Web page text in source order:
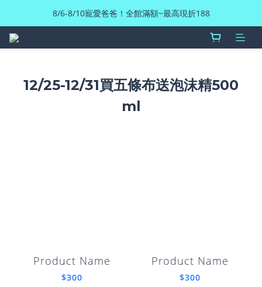
8/6-8/10寵愛爸爸！全館滿額~最高現折188
12/25-12/31買五條布送泡沫精500
ml
Product Name
$300
Product Name
$300